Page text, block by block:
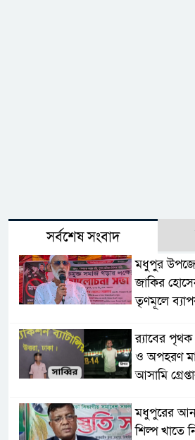
সর্বশেষ সংবাদ
মধুপুর
জাকির
তৃণমূলে
র‌্যাবের পৃথক
ও অপহরণ
আসামি
মধুপুরের
শিল্প খাতে